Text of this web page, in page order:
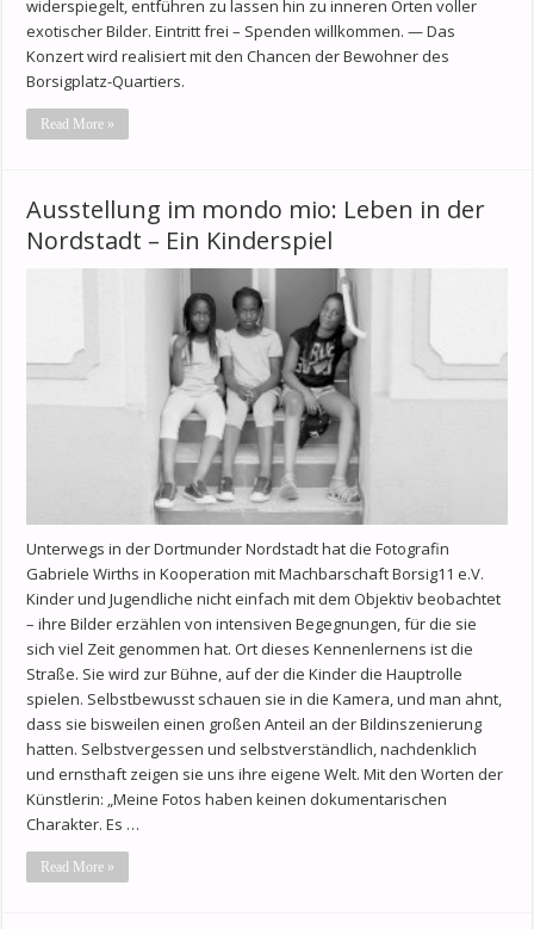
widerspiegelt, entführen zu lassen hin zu inneren Orten voller
exotischer Bilder. Eintritt frei – Spenden willkommen. — Das
Konzert wird realisiert mit den Chancen der Bewohner des
Borsigplatz-Quartiers.
Read More »
Ausstellung im mondo mio: Leben in der
Nordstadt – Ein Kinderspiel
Unterwegs in der Dortmunder Nordstadt hat die Fotografin
Gabriele Wirths in Kooperation mit Machbarschaft Borsig11 e.V.
Kinder und Jugendliche nicht einfach mit dem Objektiv beobachtet
– ihre Bilder erzählen von intensiven Begegnungen, für die sie
sich viel Zeit genommen hat. Ort dieses Kennenlernens ist die
Straße. Sie wird zur Bühne, auf der die Kinder die Hauptrolle
spielen. Selbstbewusst schauen sie in die Kamera, und man ahnt,
dass sie bisweilen einen großen Anteil an der Bildinszenierung
hatten. Selbstvergessen und selbstverständlich, nachdenklich
und ernsthaft zeigen sie uns ihre eigene Welt. Mit den Worten der
Künstlerin: „Meine Fotos haben keinen dokumentarischen
Charakter. Es …
Read More »